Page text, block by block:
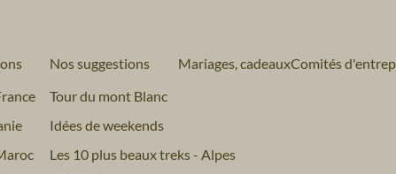
Nos suggestions
Tour du mont Blanc
Idées de weekends
Les 10 plus beaux treks - Alpes
Mariages, cadeauxComités